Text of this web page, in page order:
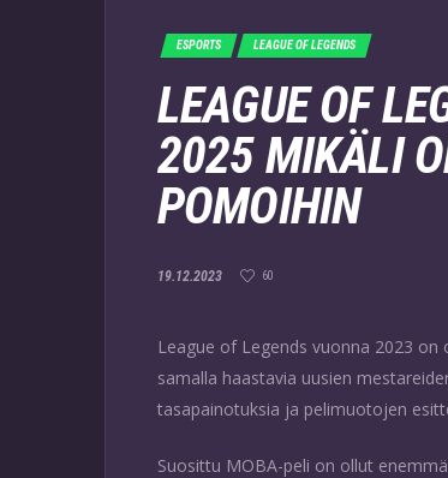
ESPORTS LEAGUE OF LEGENDS
LEAGUE OF
2025 MIKÄLI
POMOIHIN
19.12.2023 60
League of Legends vuonna 2023
samalla haastavia uusien
tasapainotuksia ja pelimuotojen
Suosittu MOBA-peli on ollut